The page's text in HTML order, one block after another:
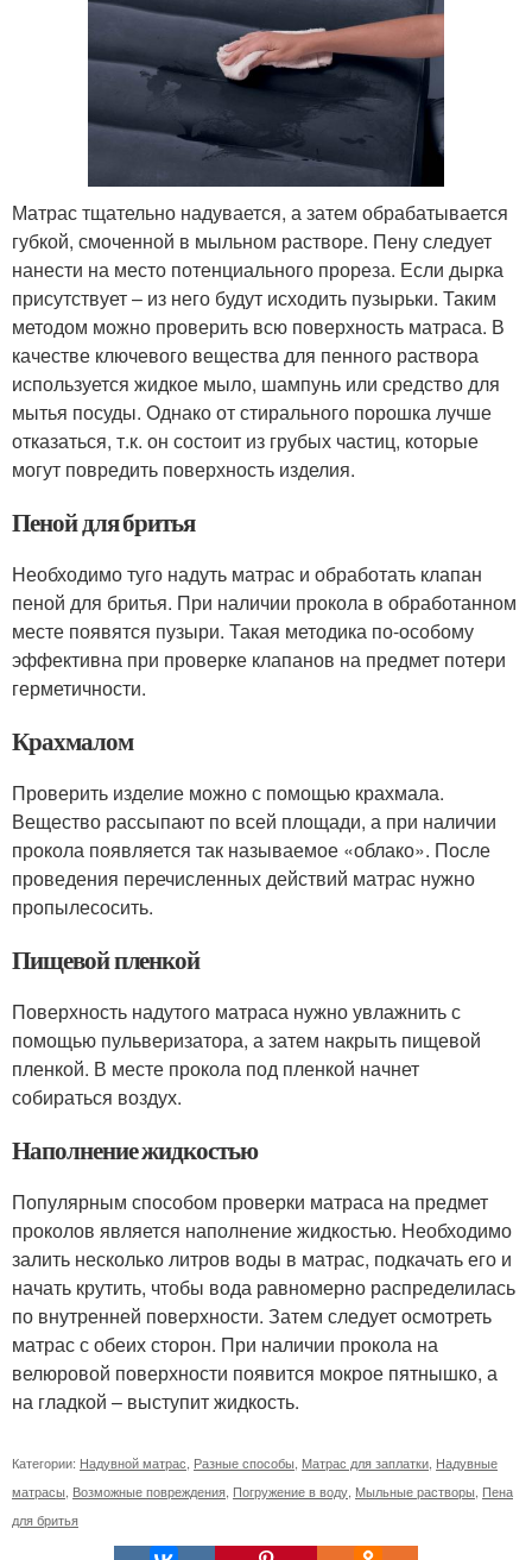
Матрас тщательно надувается, а затем обрабатывается
губкой, смоченной в мыльном растворе. Пену следует
нанести на место потенциального прореза. Если дырка
присутствует – из него будут исходить пузырьки. Таким
методом можно проверить всю поверхность матраса. В
качестве ключевого вещества для пенного раствора
используется жидкое мыло, шампунь или средство для
мытья посуды. Однако от стирального порошка лучше
отказаться, т.к. он состоит из грубых частиц, которые
могут повредить поверхность изделия.
Пеной для бритья
Необходимо туго надуть матрас и обработать клапан
пеной для бритья. При наличии прокола в обработанном
месте появятся пузыри. Такая методика по-особому
эффективна при проверке клапанов на предмет потери
герметичности.
Крахмалом
Проверить изделие можно с помощью крахмала.
Вещество рассыпают по всей площади, а при наличии
прокола появляется так называемое «облако». После
проведения перечисленных действий матрас нужно
пропылесосить.
Пищевой пленкой
Поверхность надутого матраса нужно увлажнить с
помощью пульверизатора, а затем накрыть пищевой
пленкой. В месте прокола под пленкой начнет
собираться воздух.
Наполнение жидкостью
Популярным способом проверки матраса на предмет
проколов является наполнение жидкостью. Необходимо
залить несколько литров воды в матрас, подкачать его и
начать крутить, чтобы вода равномерно распределилась
по внутренней поверхности. Затем следует осмотреть
матрас с обеих сторон. При наличии прокола на
велюровой поверхности появится мокрое пятнышко, а
на гладкой – выступит жидкость.
Категории: Надувной матрас Разные способы Матрас для заплатки Надувные
матрасы Возможные повреждения Погружение в воду Мыльные растворы Пена
для бритья